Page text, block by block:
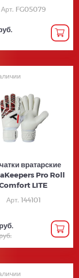
Арт. FG05079
вратарские
Pro Roll
LITE
Арт. 144101